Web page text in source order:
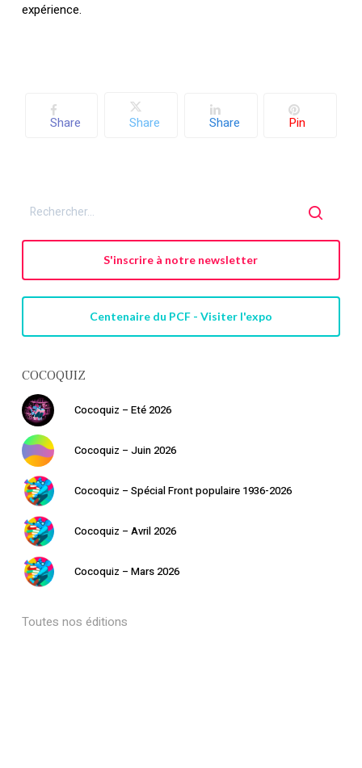
expérience.
Share Share Share Pin
S'inscrire à notre newsletter
Centenaire du PCF - Visiter l'expo
COCOQUIZ
Cocoquiz – Eté 2026
Cocoquiz – Juin 2026
Cocoquiz – Spécial Front populaire 1936-2026
Cocoquiz – Avril 2026
Cocoquiz – Mars 2026
Toutes nos éditions